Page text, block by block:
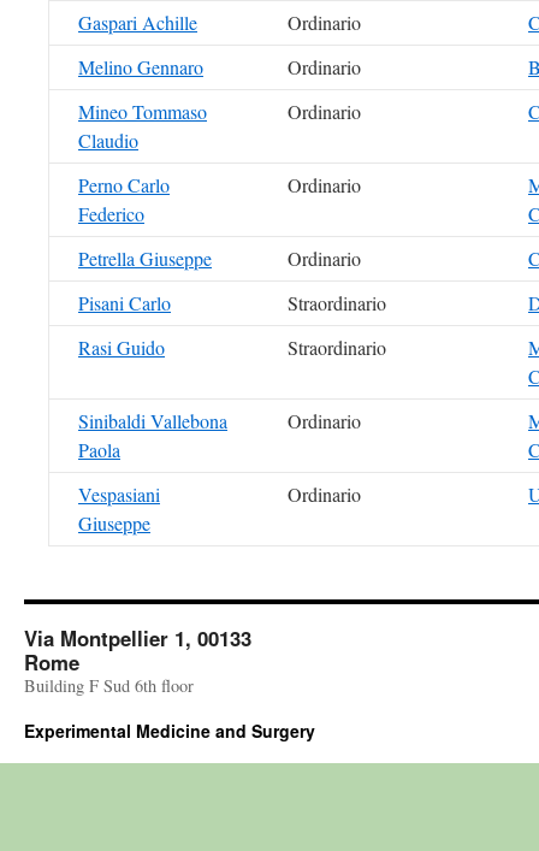
Gaspari Achille
Ordinario
Melino Gennaro
Ordinario
Mineo Tommaso
Claudio
Ordinario
Perno Carlo
Federico
Ordinario
Petrella Giuseppe
Ordinario
Pisani Carlo
Straordinario
Rasi Guido
Straordinario
Sinibaldi Vallebona
Paola
Ordinario
Vespasiani
Giuseppe
Ordinario
Via Montpellier 1, 00133
Rome
Building F Sud 6th floor
Experimental Medicine and Surgery